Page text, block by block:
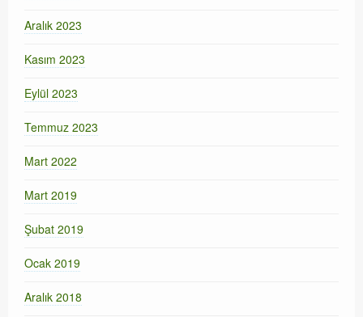
Aralık 2023
Kasım 2023
Eylül 2023
Temmuz 2023
Mart 2022
Mart 2019
Şubat 2019
Ocak 2019
Aralık 2018